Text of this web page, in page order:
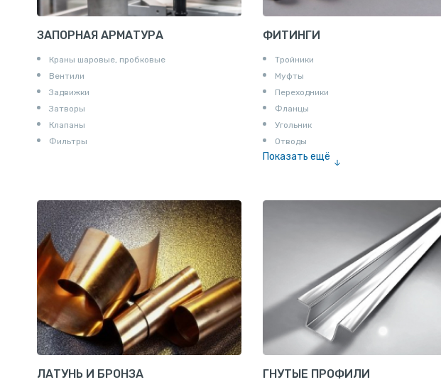
ЗАПОРНАЯ АРМАТУРА
Краны шаровые, пробковые
Вентили
Задвижки
Затворы
Клапаны
Фильтры
ФИТИНГИ
Тройники
Муфты
Переходники
Фланцы
Угольник
Отводы
Показать ещё
Удлинители для труб
Крестовины
Контргайки
ЛАТУНЬ И БРОНЗА ГНУТЫЕ ПРОФИЛИ